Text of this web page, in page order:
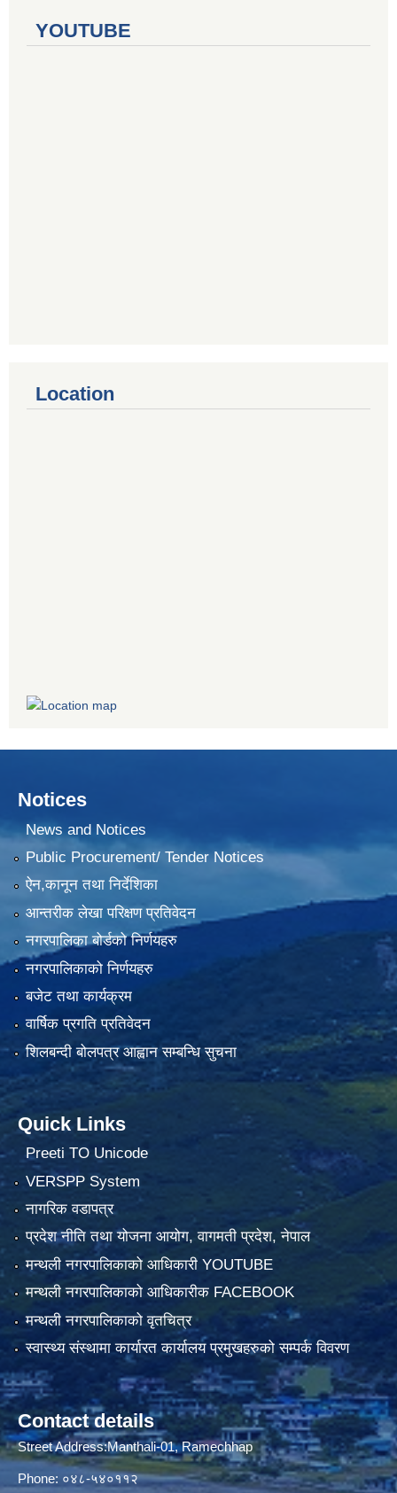
YOUTUBE
Location
Notices
News and Notices
Public Procurement/ Tender Notices
ऐन,कानून तथा निर्देशिका
आन्तरीक लेखा परिक्षण प्रतिवेदन
नगरपालिका बोर्डको निर्णयहरु
नगरपालिकाको निर्णयहरु
बजेट तथा कार्यक्रम
वार्षिक प्रगति प्रतिवेदन
शिलबन्दी बोलपत्र आह्वान सम्बन्धि सुचना
Quick Links
Preeti TO Unicode
VERSPP System
नागरिक वडापत्र
प्रदेश नीति तथा योजना आयोग, वागमती प्रदेश, नेपाल
मन्थली नगरपालिकाको आधिकारी YOUTUBE
मन्थली नगरपालिकाको आधिकारीक FACEBOOK
मन्थली नगरपालिकाको वृतचित्र
स्वास्थ्य संस्थामा कार्यारत कार्यालय प्रमुखहरुको सम्पर्क विवरण
Contact details
Street Address:Manthali-01, Ramechhap
Phone: ०४८-५४०११२